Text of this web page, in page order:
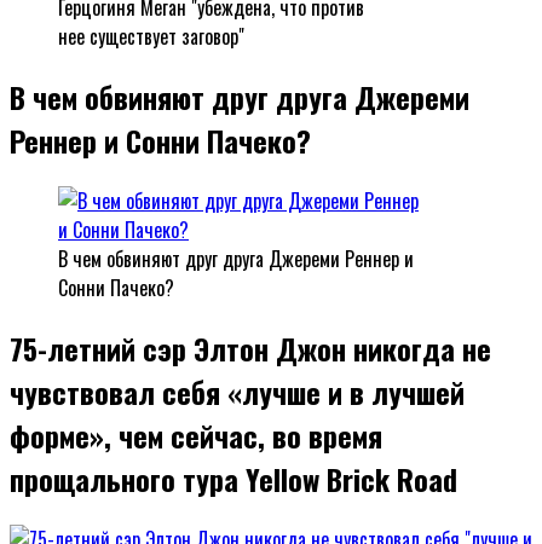
Герцогиня Меган "убеждена, что против
нее существует заговор"
В чем обвиняют друг друга Джереми
Реннер и Сонни Пачеко?
В чем обвиняют друг друга Джереми Реннер и
Сонни Пачеко?
75-летний сэр Элтон Джон никогда не
чувствовал себя «лучше и в лучшей
форме», чем сейчас, во время
прощального тура Yellow Brick Road